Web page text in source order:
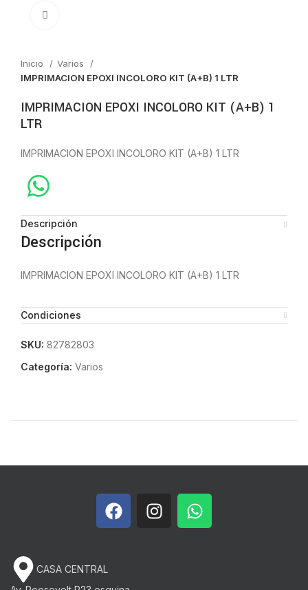
Inicio
Varios
IMPRIMACION EPOXI INCOLORO KIT (A+B) 1 LTR
IMPRIMACION EPOXI INCOLORO KIT (A+B) 1
LTR
IMPRIMACION EPOXI INCOLORO KIT (A+B) 1 LTR
Descripción
Descripción
IMPRIMACION EPOXI INCOLORO KIT (A+B) 1 LTR
Condiciones
SKU: 82782803
Categoría: Varios
CASA CENTRAL